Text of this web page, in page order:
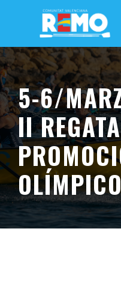
5-6/
II REGATA